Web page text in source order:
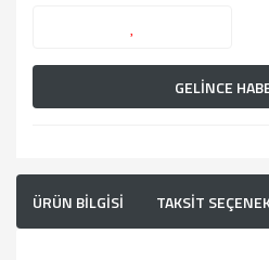
GELİNCE
ÜRÜN BİLGİSİ TAKSİT